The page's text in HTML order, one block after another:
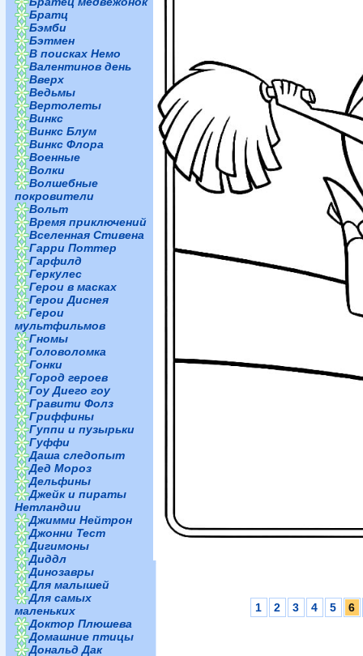
Братц
Бэмби
Бэтмен
В поисках Немо
Валентинов день
Вверх
Ведьмы
Вертолеты
Винкс
Винкс Блум
Винкс Флора
Военные
Волки
Волшебные
покровители
Вольт
Время приключений
Вселенная Стивена
Гарри Поттер
Гарфилд
Геркулес
Герои в масках
Герои Диснея
Герои
мультфильмов
Гномы
Головоломка
Гонки
Город героев
Гоу Диего гоу
Гравити Фолз
Гриффины
Гуппи и пузырьки
Гуффи
Даша следопыт
Дед Мороз
Дельфины
Джейк и пираты
Нетландии
Джимми Нейтрон
Джонни Тест
Дигимоны
Диддл
Динозавры
Для малышей
Для самых
маленьких
Доктор Плюшева
Домашние птицы
Дональд Дак
1 2 3 4 5 6